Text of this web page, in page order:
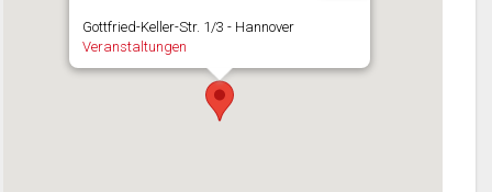
Gottfried-Keller-Str. 1/3 - Hannover
Veranstaltungen